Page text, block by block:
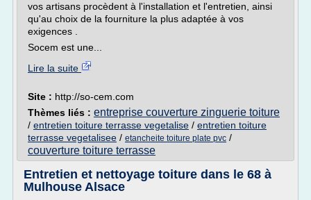
vos artisans procèdent à l'installation et l'entretien, ainsi
qu'au choix de la fourniture la plus adaptée à vos
exigences .
Socem est une...
Lire la suite
Site : http://so-cem.com
Thèmes liés : entreprise couverture zinguerie toiture
/ entretien toiture terrasse vegetalise / entretien toiture
terrasse vegetalisee / etancheite toiture plate pvc /
couverture toiture terrasse
Entretien et nettoyage toiture dans le 68 à
Mulhouse Alsace